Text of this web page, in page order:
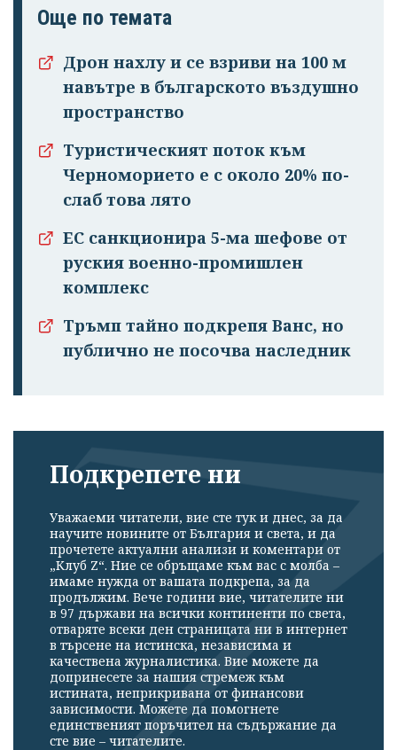
Още по темата
Дрон нахлу и се взриви на 100 м
навътре в българското въздушно
пространство
Туристическият поток към
Черноморието е с около 20% по-
слаб това лято
ЕС санкционира 5-ма шефове от
руския военно-промишлен
комплекс
Тръмп тайно подкрепя Ванс, но
публично не посочва наследник
Подкрепете ни
Уважаеми читатели, вие сте тук и днес, за да
научите новините от България и света, и да
прочетете актуални анализи и коментари от
„Клуб Z“. Ние се обръщаме към вас с молба –
имаме нужда от вашата подкрепа, за да
продължим. Вече години вие, читателите ни
в 97 държави на всички континенти по света,
отваряте всеки ден страницата ни в интернет
в търсене на истинска, независима и
качествена журналистика. Вие можете да
допринесете за нашия стремеж към
истината, неприкривана от финансови
зависимости. Можете да помогнете
единственият поръчител на съдържание да
сте вие – читателите.